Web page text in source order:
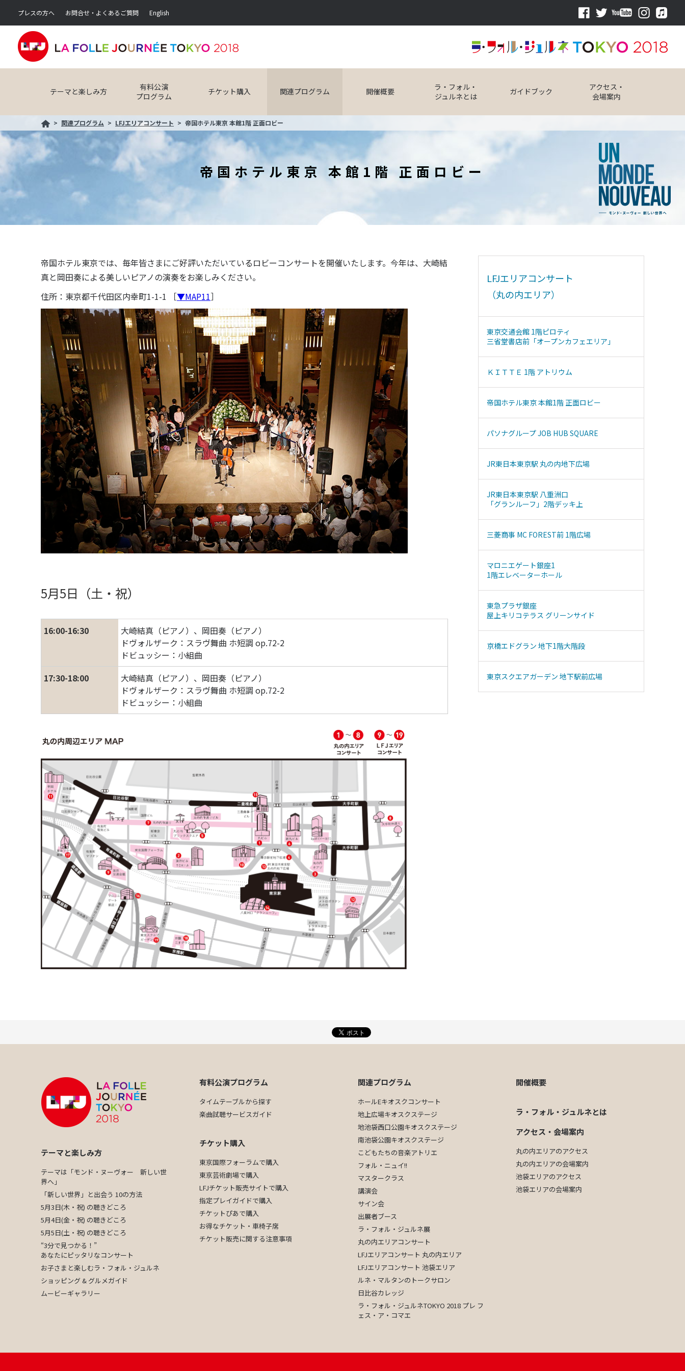
プレスの方へ お問合せ・よくあるご質問 English
テーマと楽しみ方
有料公演
プログラム
チケット購入 関連プログラム 開催概要
ラ・フォル・
ジュルネとは
ガイドブック
アクセス・
会場案内
関連プログラム LFJエリアコンサート 帝国ホテル東京 本館1階 正面ロビー
帝国ホテル東京 本館1階 正面ロビー
帝国ホテル東京では、毎年皆さまにご好評いただいているロビーコンサートを開催いたします。今年は、大崎結
真と岡田奏による美しいピアノの演奏をお楽しみください。
住所：東京都千代田区内幸町1-1-1 ［▼MAP11］
5月5日（土・祝）
16:00-16:30
大崎結真（ピアノ）、岡田奏（ピアノ）
ドヴォルザーク：スラヴ舞曲 ホ短調 op.72-2
ドビュッシー：小組曲
17:30-18:00
大崎結真（ピアノ）、岡田奏（ピアノ）
ドヴォルザーク：スラヴ舞曲 ホ短調 op.72-2
ドビュッシー：小組曲
LFJエリアコンサート
（丸の内エリア）
東京交通会館 1階ピロティ
三省堂書店前「オープンカフェエリア」
ＫＩＴＴＥ 1階 アトリウム
帝国ホテル東京 本館1階 正面ロビー
パソナグループ JOB HUB SQUARE
JR東日本東京駅 丸の内地下広場
JR東日本東京駅 八重洲口
「グランルーフ」2階デッキ上
三菱商事 MC FOREST前 1階広場
マロニエゲート銀座1
1階エレベーターホール
東急プラザ銀座
屋上キリコテラス グリーンサイド
京橋エドグラン 地下1階大階段
東京スクエアガーデン 地下駅前広場
テーマと楽しみ方
テーマは「モンド・ヌーヴォー 新しい世
界へ」
「新しい世界」と出会う 10の方法
5月3日(木・祝) の聴きどころ
5月4日(金・祝) の聴きどころ
5月5日(土・祝) の聴きどころ
“3分で見つかる！”
あなたにピッタリなコンサート
お子さまと楽しむラ・フォル・ジュルネ
ショッピング & グルメガイド
ムービーギャラリー
有料公演プログラム
タイムテーブルから探す
楽曲試聴サービスガイド
チケット購入
東京国際フォーラムで購入
東京芸術劇場で購入
LFJチケット販売サイトで購入
指定プレイガイドで購入
チケットぴあで購入
お得なチケット・車椅子席
チケット販売に関する注意事項
関連プログラム
ホールEキオスクコンサート
地上広場キオスクステージ
地池袋西口公園キオスクステージ
南池袋公園キオスクステージ
こどもたちの音楽アトリエ
フォル・ニュイ!!
マスタークラス
講演会
サイン会
出展者ブース
ラ・フォル・ジュルネ展
丸の内エリアコンサート
LFJエリアコンサート 丸の内エリア
LFJエリアコンサート 池袋エリア
ルネ・マルタンのトークサロン
日比谷カレッジ
ラ・フォル・ジュルネTOKYO 2018 プレ フ
ェス・ア・コマエ
開催概要
ラ・フォル・ジュルネとは
アクセス・会場案内
丸の内エリアのアクセス
丸の内エリアの会場案内
池袋エリアのアクセス
池袋エリアの会場案内